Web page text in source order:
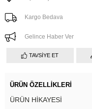
Kargo Bedava
Gelince Haber Ver
TAVSIYE ET
ÜRÜN ÖZELLIKLERI
ÜRÜN HİKAYESİ